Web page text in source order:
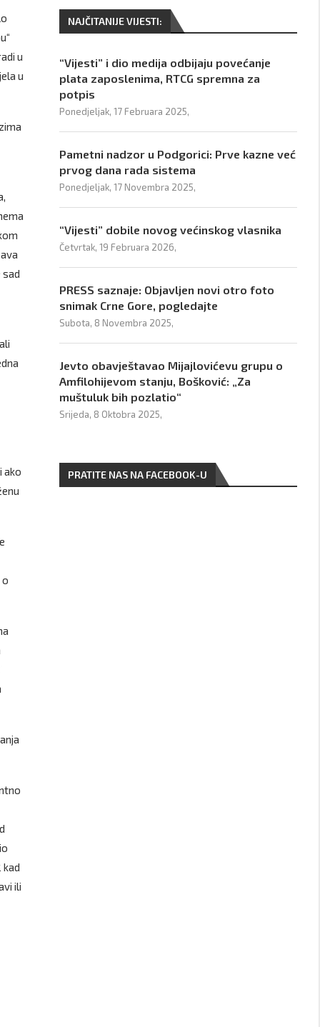
u
u
sad
ako
o
kad
ili
NAJČITANIJE VIJESTI:
“Vijesti” i dio medija odbijaju povećanje
plata zaposlenima, RTCG spremna za
potpis
Ponedjeljak, 17 Februara 2025,
Pametni nadzor u Podgorici: Prve kazne već
prvog dana rada sistema
Ponedjeljak, 17 Novembra 2025,
“Vijesti” dobile novog većinskog vlasnika
Četvrtak, 19 Februara 2026,
PRESS saznaje: Objavljen novi otro foto
snimak Crne Gore, pogledajte
Subota, 8 Novembra 2025,
Jevto obavještavao Mijajlovićevu grupu o
Amfilohijevom stanju, Bošković: „Za
muštuluk bih pozlatio“
Srijeda, 8 Oktobra 2025,
PRATITE NAS NA FACEBOOK-U